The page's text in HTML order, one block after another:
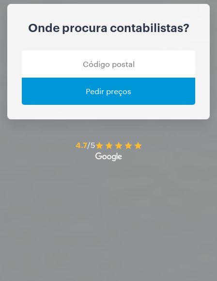
Onde procura contabilistas?
Pedir preços
4.7/5